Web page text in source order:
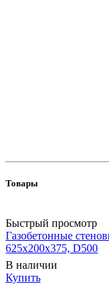
Товары
Быстрый просмотр
Газобетонные
625х200х375, D500
В наличии
Купить